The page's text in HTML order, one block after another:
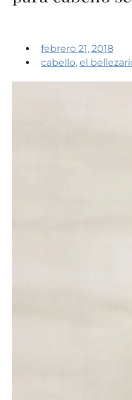
febrero 21, 2018
cabello, el